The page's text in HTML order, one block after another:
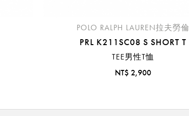
POLO RALPH LAUREN拉夫勞倫
PRL K211SC08 S SHORT T
TEE男性T恤
NT$ 2,900